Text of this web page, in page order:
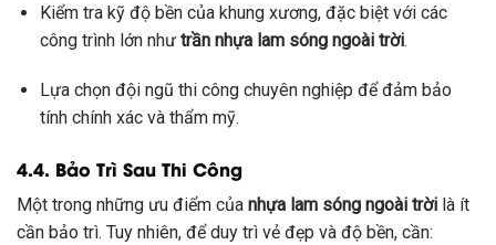
Kiểm tra kỹ độ bền của khung xương, đặc biệt với các
công trình lớn như trần nhựa lam sóng ngoài trời.
Lựa chọn đội ngũ thi công chuyên nghiệp để đảm bảo
tính chính xác và thẩm mỹ.
4.4. Bảo Trì Sau Thi Công
Một trong những ưu điểm của nhựa lam sóng ngoài trời là ít
cần bảo trì. Tuy nhiên, để duy trì vẻ đẹp và độ bền, cần: